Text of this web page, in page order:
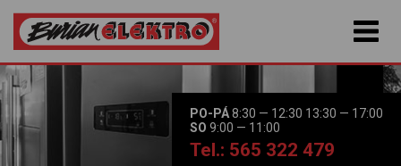
PO-PÁ8:30 — 12:30 13:30 — 17:00
SO 9:00 — 11:00
Tel.: 565 322 479